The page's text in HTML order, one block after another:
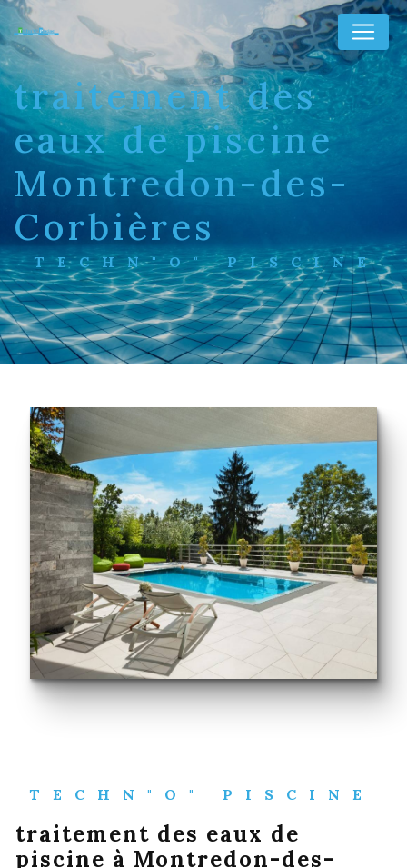
traitement des
eaux de piscine
Montredon-des-
Corbières
TECHN"O" PISCINE
TECHN"O" PISCINE
traitement des eaux de
piscine à Montredon-des-
Panneau de gestion des cookies